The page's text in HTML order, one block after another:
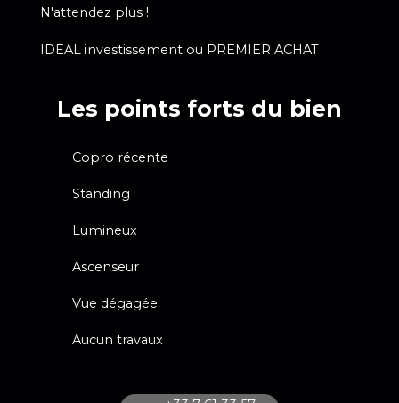
N'attendez plus !
IDEAL investissement ou PREMIER ACHAT
Les points forts du bien
Copro récente
Standing
Lumineux
Ascenseur
Vue dégagée
Aucun travaux